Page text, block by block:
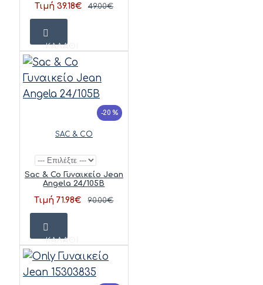
Τιμή 39.18€ 49.00€
ΚΑΛΆΘΙ
-20 %
SAC & CO
Sac & Co Γυναικείο Jean
Angela 24/105B
Τιμή 71.98€ 90.00€
ΚΑΛΆΘΙ